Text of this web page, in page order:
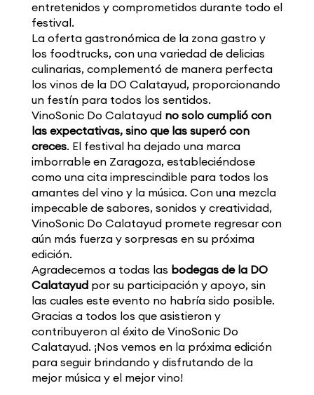
entretenidos y comprometidos durante todo el
festival.
La oferta gastronómica de la zona gastro y
los foodtrucks, con una variedad de delicias
culinarias, complementó de manera perfecta
los vinos de la DO Calatayud, proporcionando
un festín para todos los sentidos.
VinoSonic Do Calatayud no solo cumplió con
las expectativas, sino que las superó con
creces. El festival ha dejado una marca
imborrable en Zaragoza, estableciéndose
como una cita imprescindible para todos los
amantes del vino y la música. Con una mezcla
impecable de sabores, sonidos y creatividad,
VinoSonic Do Calatayud promete regresar con
aún más fuerza y sorpresas en su próxima
edición.
Agradecemos a todas las bodegas de la DO
Calatayudpor su participación y apoyo, sin
las cuales este evento no habría sido posible.
Gracias a todos los que asistieron y
contribuyeron al éxito de VinoSonic Do
Calatayud. ¡Nos vemos en la próxima edición
para seguir brindando y disfrutando de la
mejor música y el mejor vino!